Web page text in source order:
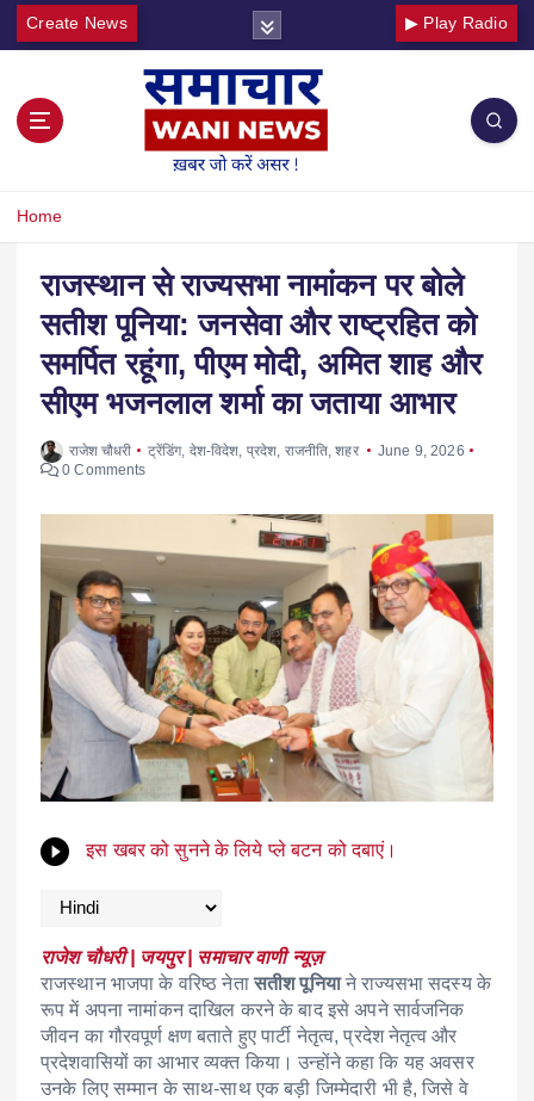
Create News ▶ Play Radio
Home
राजस्थान से राज्यसभा नामांकन पर बोले
सतीश पूनिया: जनसेवा और राष्ट्रहित को
समर्पित रहूंगा, पीएम मोदी, अमित शाह और
सीएम भजनलाल शर्मा का जताया आभार
राजेश चौधरी ट्रेंडिंग, देश-विदेश प्रदेश राजनीति ,शहर
June 9, 2026
0 Comments
इस खबर को सुनने के लिये प्ले बटन को दबाएं।
राजेश चौधरी | जयपुर | समाचार वाणी न्यूज़
राजस्थान भाजपा के वरिष्ठ नेतासतीश पूनियाने राज्यसभा सदस्य के
रूप में अपना नामांकन दाखिल करने के बाद इसे अपने सार्वजनिक
जीवन का गौरवपूर्ण क्षण बताते हुए पार्टी नेतृत्व, प्रदेश नेतृत्व और
प्रदेशवासियों का आभार व्यक्त किया। उन्होंने कहा कि यह अवसर
उनके लिए सम्मान के साथ-साथ एक बड़ी जिम्मेदारी भी है, जिसे वे